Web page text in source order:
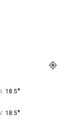
18.5°
18.5°